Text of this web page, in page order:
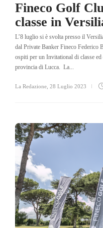
Fineco Golf
classe in
L’8 luglio si è svolta presso il
dal Private Banker Fineco Federico
ospiti per un Invitational di classe
provincia di Lucca. La...
La Redazione 28 Luglio 2023